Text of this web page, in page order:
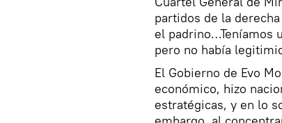
partidos de la
el padrino…Teníamos
pero no había
El Gobierno de Evo
económico, hizo
estratégicas, y en lo